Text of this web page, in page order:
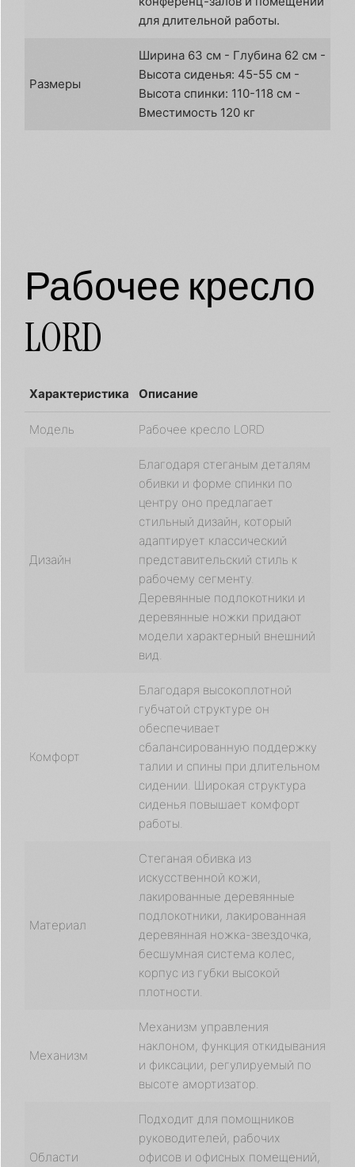
для длительной работы.
Размеры
Ширина 63 см - Глубина 62 см -
Высота сиденья: 45-55 см -
Высота спинки: 110-118 см -
Вместимость 120 кг
Рабочее кресло
LORD
Характеристика Описание
Модель Рабочее кресло LORD
Дизайн
Благодаря стеганым деталям
обивки и форме спинки по
центру оно предлагает
стильный дизайн, который
адаптирует классический
представительский стиль к
рабочему сегменту.
Деревянные подлокотники и
деревянные ножки придают
модели характерный внешний
вид.
Комфорт
Благодаря высокоплотной
губчатой структуре он
обеспечивает
сбалансированную поддержку
талии и спины при длительном
сидении. Широкая структура
сиденья повышает комфорт
работы.
Материал
Стеганая обивка из
искусственной кожи,
лакированные деревянные
подлокотники, лакированная
деревянная ножка-звездочка,
бесшумная система колес,
корпус из губки высокой
плотности.
Механизм
Механизм управления
наклоном, функция откидывания
и фиксации, регулируемый по
высоте амортизатор.
Области
Подходит для помощников
руководителей, рабочих
офисов и офисных помещений,